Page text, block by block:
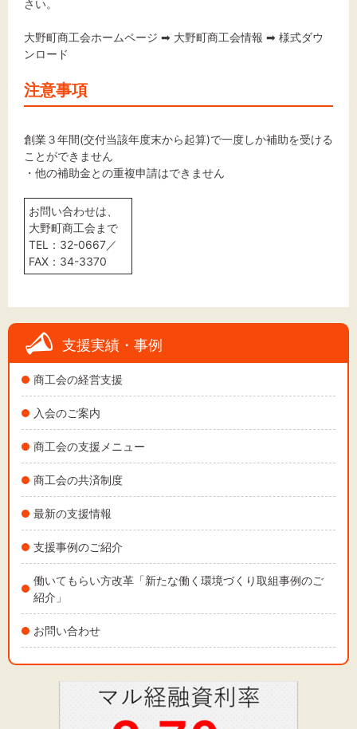
支援実績・事例
商工会の経営支援
入会のご案内
商工会の支援メニュー
商工会の共済制度
最新の支援情報
支援事例のご紹介
働いてもらい方改革「新たな働く環境づくり取組事例のご
紹介」
お問い合わせ
さい。
大野町商工会ホームページ ➡ 大野町商工会情報 ➡ 様式ダウ
ンロード
注意事項
創業３年間(交付当該年度末から起算)で一度しか補助を受ける
ことができません
・他の補助金との重複申請はできません
お問い合わせは、
大野町商工会まで
TEL：32-0667／
FAX：34-3370